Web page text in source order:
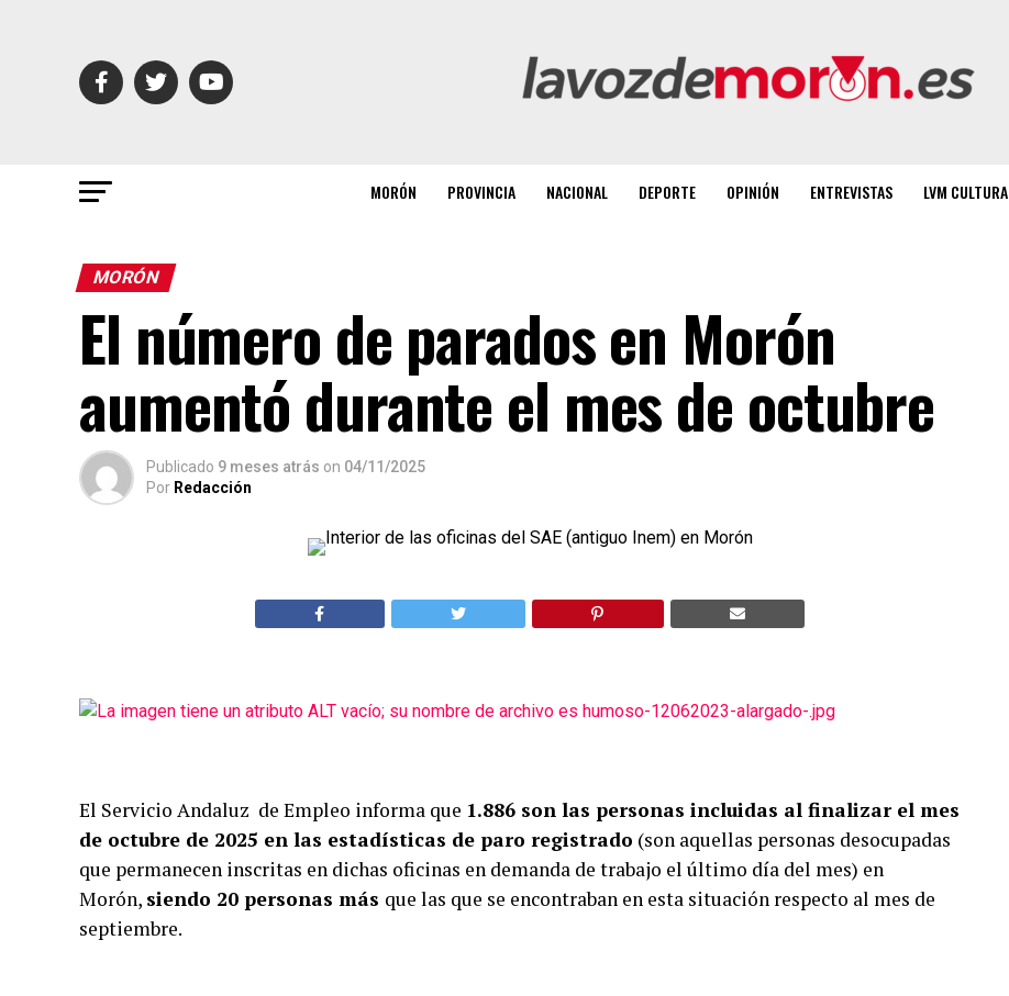
MORÓN PROVINCIA NACIONAL DEPORTE OPINIÓN ENTREVISTAS LVM CULTURA
MORÓN
El número de parados en Morón
aumentó durante el mes de octubre
Publicado 9 meses atrás on 04/11/2025
Por Redacción
El Servicio Andaluz de Empleo informa que 1.886 son las personas incluidas al finalizar el mes
de octubre de 2025 en las estadísticas de paro registrado (son aquellas personas desocupadas
que permanecen inscritas en dichas oficinas en demanda de trabajo el último día del mes) en
Morón, siendo 20 personas más que las que se encontraban en esta situación respecto al mes de
septiembre.